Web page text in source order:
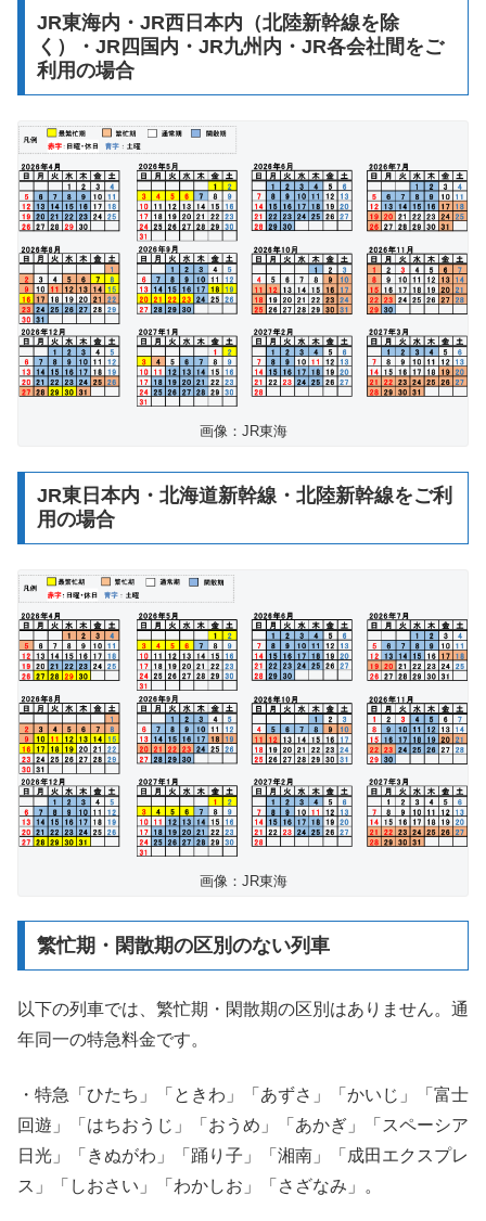
JR東海内・JR西日本内（北陸新幹線を除
く）・JR四国内・JR九州内・JR各会社間をご
利用の場合
画像：JR東海
JR東日本内・北海道新幹線・北陸新幹線をご利
用の場合
画像：JR東海
繁忙期・閑散期の区別のない列車
以下の列車では、繁忙期・閑散期の区別はありません。通
年同一の特急料金です。
・特急「ひたち」「ときわ」「あずさ」「かいじ」「富士
回遊」「はちおうじ」「おうめ」「あかぎ」「スペーシア
日光」「きぬがわ」「踊り子」「湘南」「成田エクスプレ
ス」「しおさい」「わかしお」「さざなみ」。